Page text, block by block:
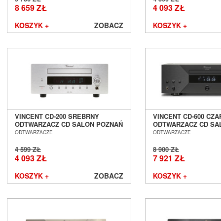
Exposure
Ferrum
Fezz Audio
Final Audio
Fyne Audio
Gigawatt
Gineos
GoldenEar
Gold Note
Goldring
Grado
Harbeth
8 659 ZŁ
KOSZYK + ZOBACZ
4 093 ZŁ
KOSZYK +
VINCENT CD-200 SREBRNY
ODTWARZACZ CD SALON POZNAŃ
WROCŁAW
ODTWARZACZE
4 599 ZŁ
4 093 ZŁ
KOSZYK + ZOBACZ
VINCENT CD-600
ODTWARZACZ CD
WROCŁAW
ODTWARZACZE
8 900 ZŁ
7 921 ZŁ
KOSZYK +